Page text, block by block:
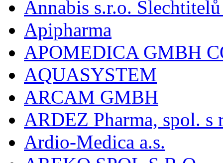
Annabis s.r.o.
Apipharma
APOMEDICA GMBH
AQUASYSTEM
ARCAM GMBH
ARDEZ Pharma, spol. s
Ardio-Medica a.s.